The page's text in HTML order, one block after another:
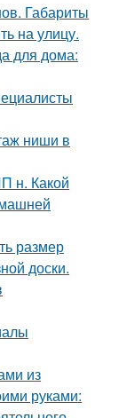
Габариты
на улицу.
для дома:
ниши в
н. Какой
размер
доски.
из
руками: